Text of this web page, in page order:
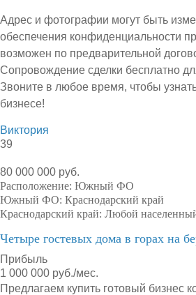
Адрес и фотографии могут быть
обеспечения конфиденциальности
возможен по предварительной
Сопровождение сделки бесплатно
Звоните в любое время, чтобы
бизнесе!
Виктория
39
80 000 000 руб.
Расположение: Южный ФО
Южный ФО: Краснодарский край
Краснодарский край: Любой
Четыре гостевых дома в горах на
Прибыль
1 000 000 руб./мес.
Предлагаем купить готовый бизнес